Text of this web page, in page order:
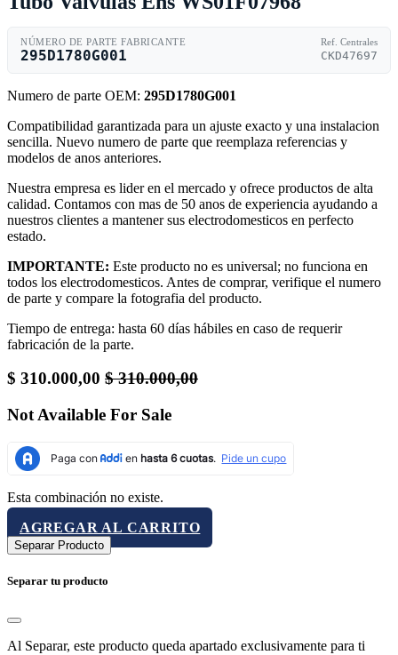
NÚMERO DE PARTE FABRICANTE
295D1780G001
Ref. Centrales
CKD47697
Numero de parte OEM: 295D1780G001
Compatibilidad garantizada para un ajuste exacto y una instalacion
sencilla. Nuevo numero de parte que reemplaza referencias y
modelos de anos anteriores.
Nuestra empresa es lider en el mercado y ofrece productos de alta
calidad. Contamos con mas de 50 anos de experiencia ayudando a
nuestros clientes a mantener sus electrodomesticos en perfecto
estado.
IMPORTANTE: Este producto no es universal; no funciona en
todos los electrodomesticos. Antes de comprar, verifique el numero
de parte y compare la fotografia del producto.
Tiempo de entrega: hasta 60 días hábiles en caso de requerir
fabricación de la parte.
$ 310.000,00 $310.000,00
Not Available For Sale
Esta combinación no existe.
AGREGAR AL CARRITO
Separar Producto
Separar tu producto
Al Separar, este producto queda apartado exclusivamente para ti